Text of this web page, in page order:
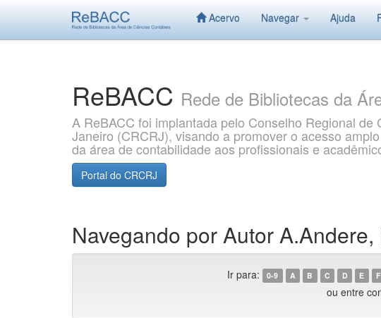
Acervo Navegar Ajuda
ReBACC Rede de Bibliotecas da
A ReBACC foi implantada pelo Conselho Regional
Janeiro (CRCRJ), visando a promover o acesso
da área de contabilidade aos profissionais e
Portal do CRCRJ
Navegando por Autor
Ir para: 0-9 A B C D E F
ou entre